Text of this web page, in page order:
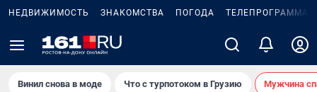
НЕДВИЖИМОСТЬ ЗНАКОМСТВА ПОГОДА ТЕЛЕПРОГРАММА
Винил снова в моде Что с турпотоком в Грузию Мужчина